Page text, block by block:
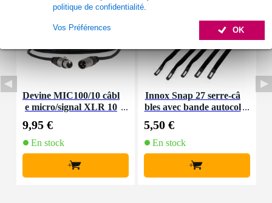
politique de confidentialité.
OK
Vos Préférences
Devine MIC100/10 câbl
e micro/signal XLR 10
9,95 €
En stock
+
Innox Snap 27 serre-câ
bles avec bande autocol
5,50 €
En stock
+